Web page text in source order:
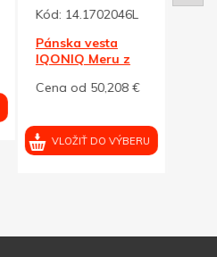
Kód: 14.1702046L
Pánska vesta
IQONIQ Meru z
svetlomodrá, L
Cena od 50,208 €
VLOŽIŤ DO VÝBERU